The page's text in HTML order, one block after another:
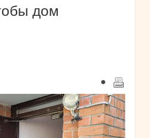
дом